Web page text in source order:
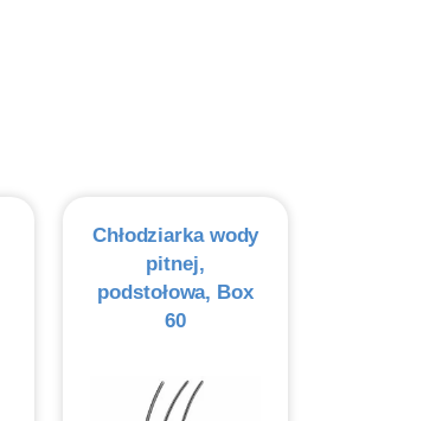
Chłodziarka wody
pitnej,
podstołowa, Box
60